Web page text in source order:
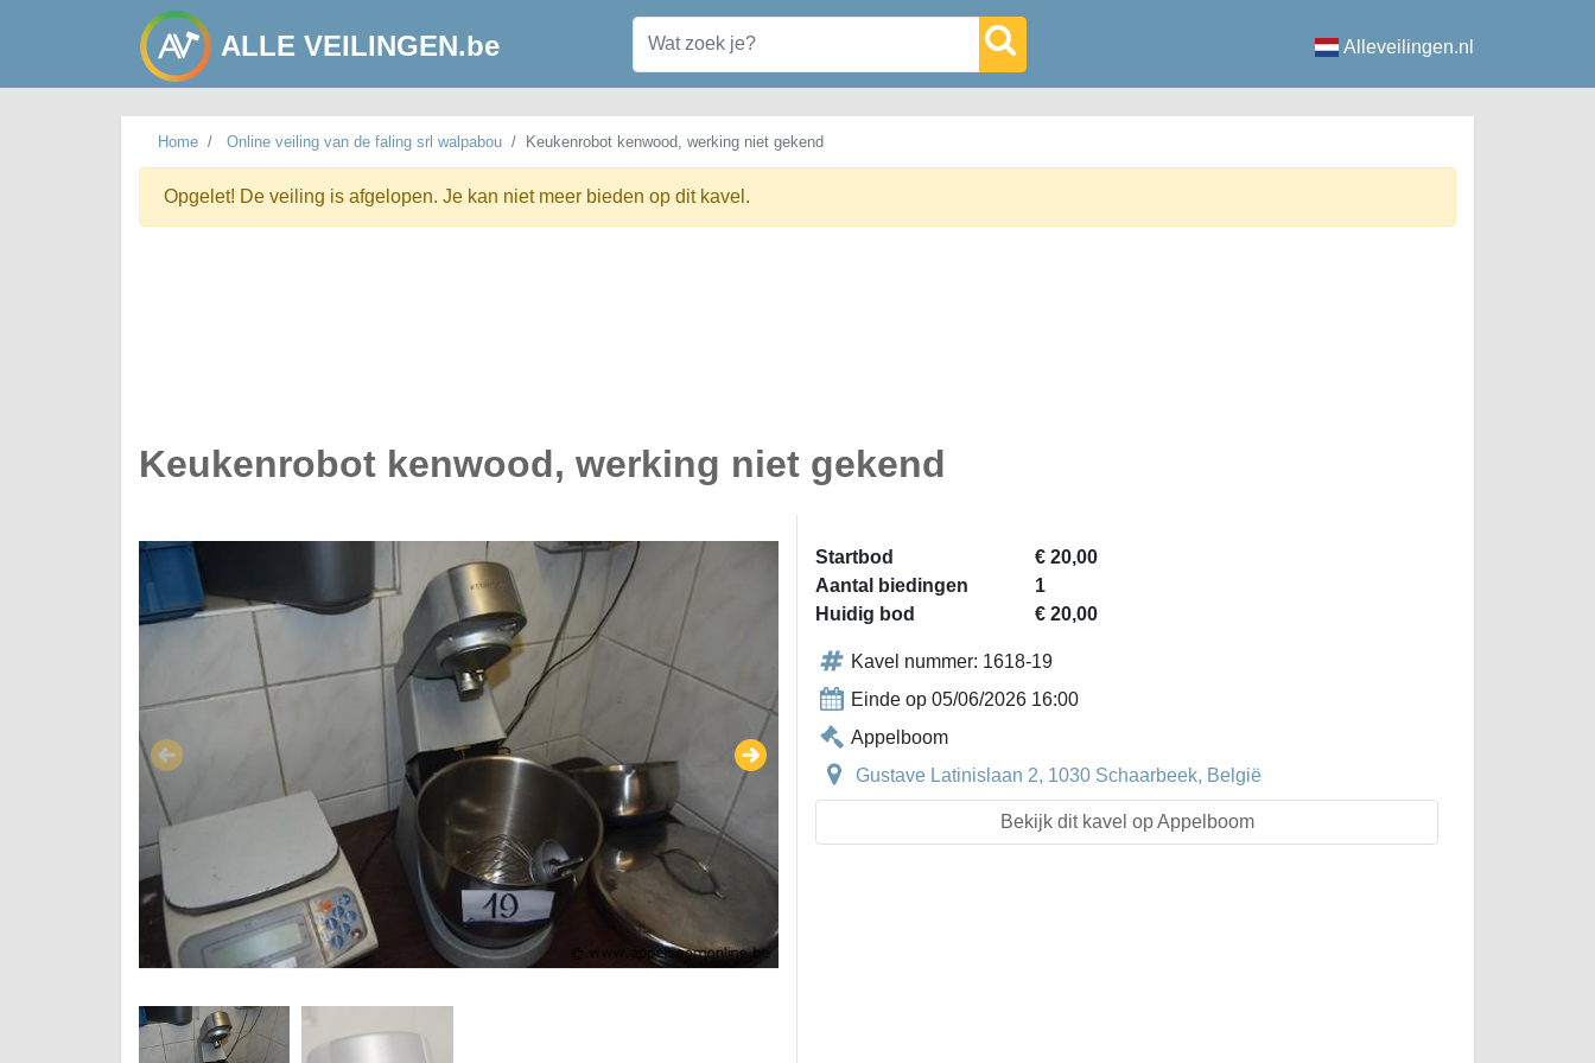
ALLE VEILINGEN.be Alleveilingen.nl
Home Online veiling van de faling srl walpabou Keukenrobot kenwood, werking niet gekend
Opgelet! De veiling is afgelopen. Je kan niet meer bieden op dit kavel.
Keukenrobot kenwood, werking niet gekend
Startbod
€ 20,00
Aantal biedingen
1
Huidig bod
€ 20,00
Kavel nummer: 1618-19
Einde op 05/06/2026 16:00
Appelboom
Gustave Latinislaan 2, 1030 Schaarbeek, België
Bekijk dit kavel op Appelboom